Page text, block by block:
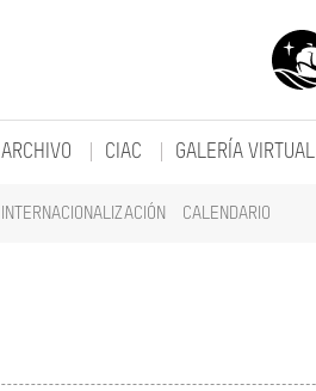
INTERNACIONALIZACIÓN CALENDARIO
ARCHIVO CIAC GALERÍA VIRTUAL